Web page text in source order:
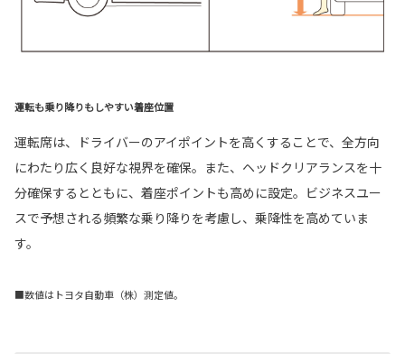
運転も乗り降りもしやすい着座位置
運転席は、ドライバーのアイポイントを高くすることで、全方向
にわたり広く良好な視界を確保。また、ヘッドクリアランスを十
分確保するとともに、着座ポイントも高めに設定。ビジネスユー
スで予想される頻繁な乗り降りを考慮し、乗降性を高めていま
す。
■数値はトヨタ自動車（株）測定値。